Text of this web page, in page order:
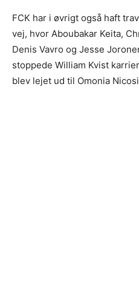
FCK har i øvrigt også haft
vej, hvor Aboubakar Keita,
Denis Vavro og Jesse
stoppede William Kvist
blev lejet ud til Omonia